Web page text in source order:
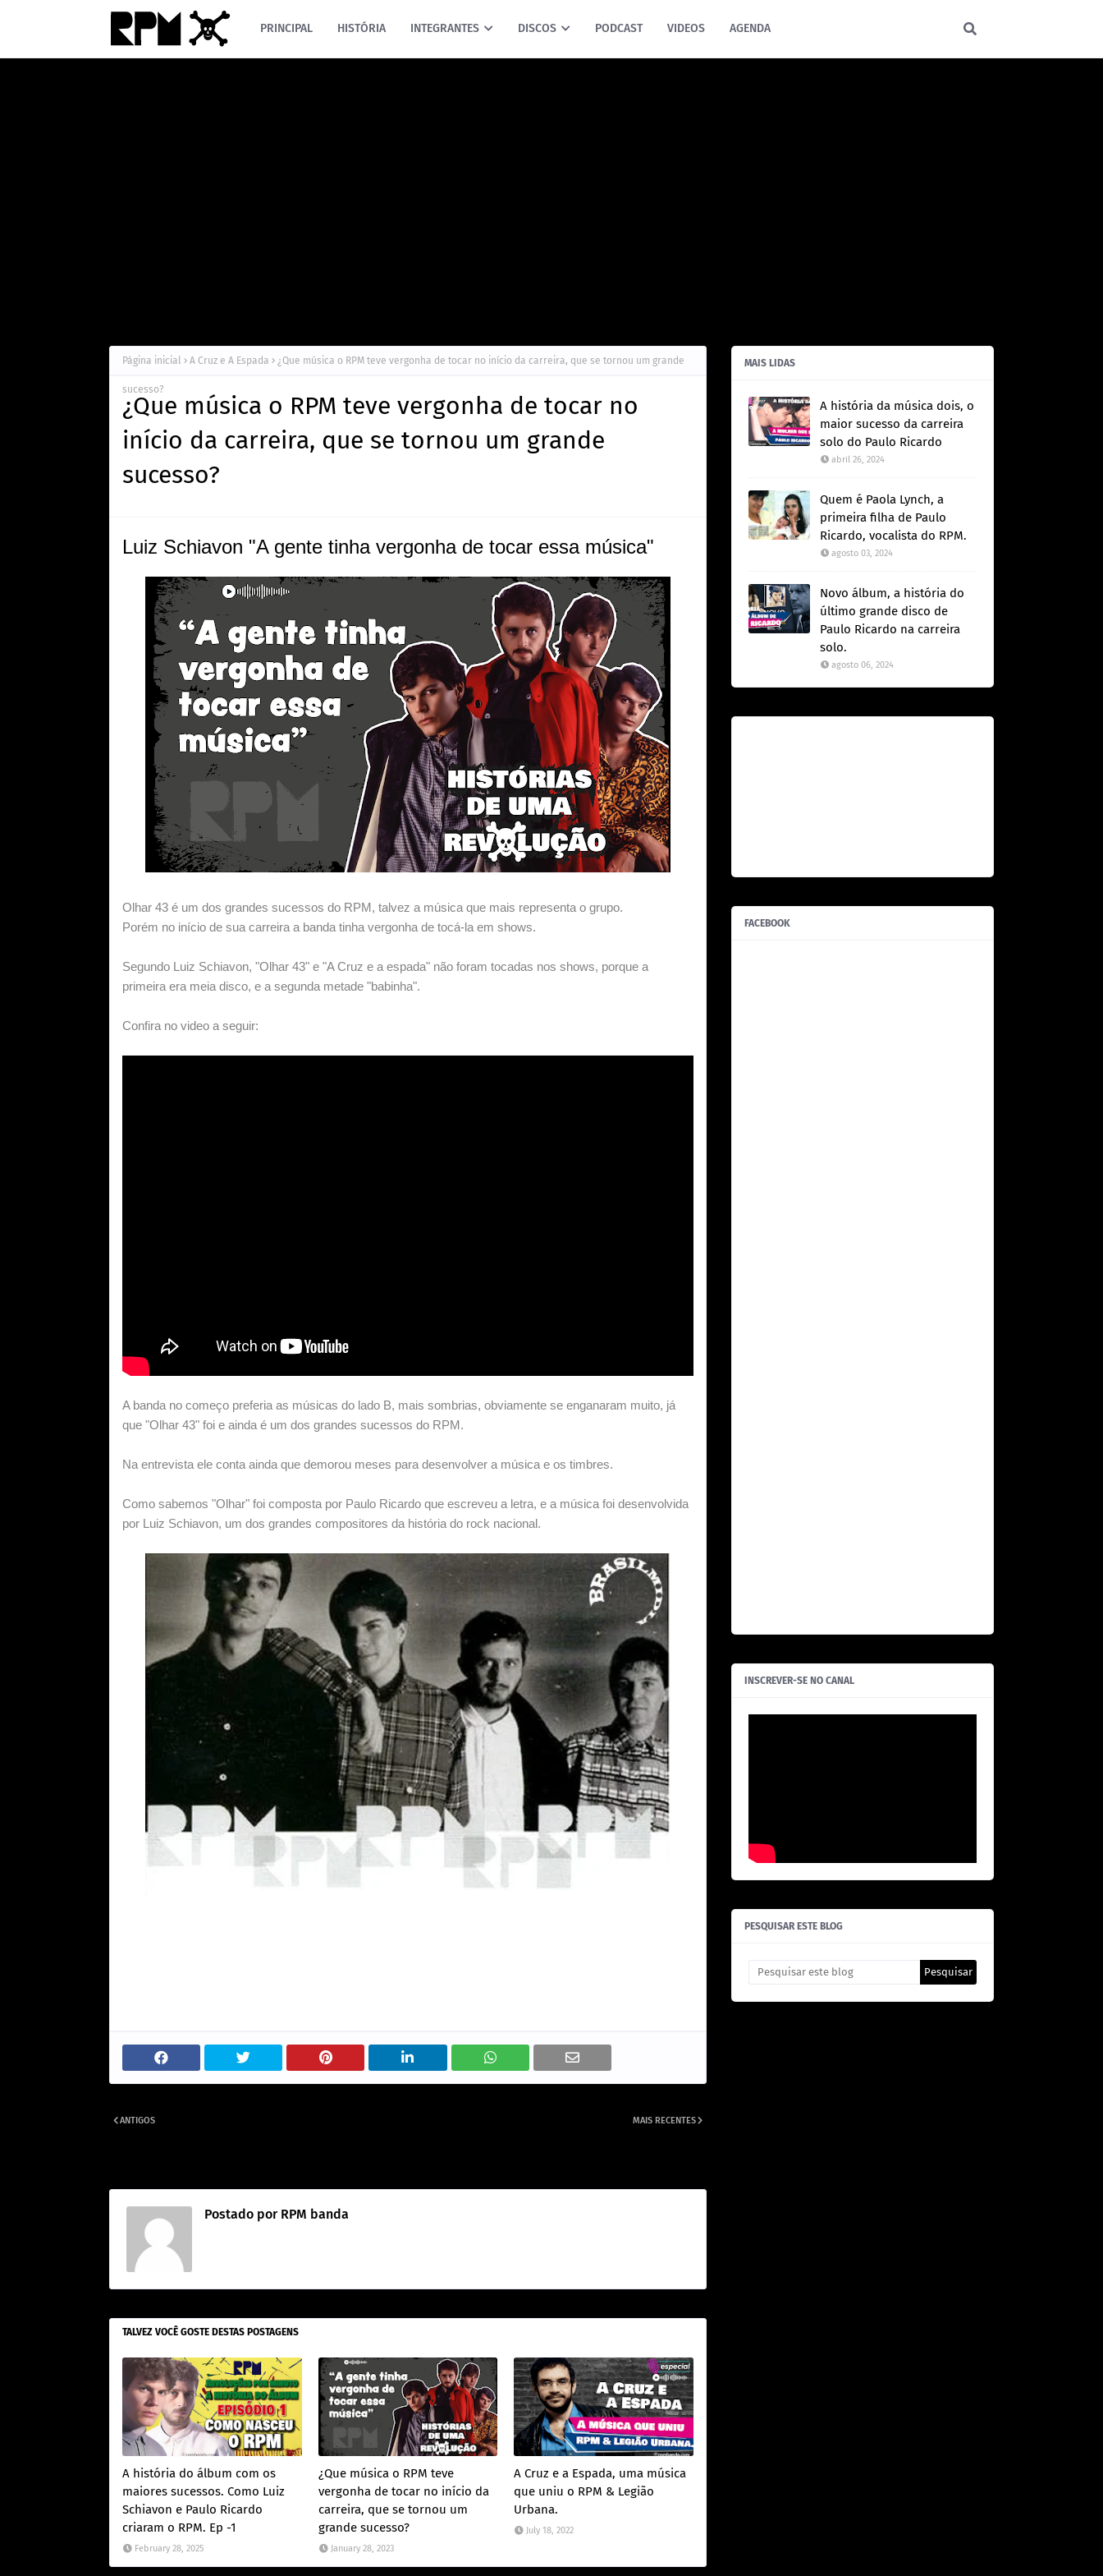
PRINCIPAL HISTÓRIA INTEGRANTES DISCOS PODCAST VIDEOS AGENDA
Página inicial A Cruz e A Espada ¿Que música o RPM teve vergonha de tocar no início da carreira, que se tornou um grande
sucesso?
¿Que música o RPM teve vergonha de tocar no
início da carreira, que se tornou um grande
sucesso?
Luiz Schiavon "A gente tinha vergonha de tocar essa música"
Olhar 43 é um dos grandes sucessos do RPM, talvez a música que mais representa o grupo.
Porém no início de sua carreira a banda tinha vergonha de tocá-la em shows.
Segundo Luiz Schiavon, "Olhar 43" e "A Cruz e a espada" não foram tocadas nos shows, porque a
primeira era meia disco, e a segunda metade "babinha".
Confira no video a seguir:
A banda no começo preferia as músicas do lado B, mais sombrias, obviamente se enganaram muito, já
que "Olhar 43" foi e ainda é um dos grandes sucessos do RPM.
Na entrevista ele conta ainda que demorou meses para desenvolver a música e os timbres.
Como sabemos "Olhar" foi composta por Paulo Ricardo que escreveu a letra, e a música foi desenvolvida
por Luiz Schiavon, um dos grandes compositores da história do rock nacional.
MAIS RECENTES
ANTIGOS
Postado porRPM banda
TALVEZ VOCÊ GOSTE DESTAS POSTAGENS
A história do álbum com os
maiores sucessos. Como Luiz
Schiavon e Paulo Ricardo
criaram o RPM. Ep -1
February 28, 2025
¿Que música o RPM teve
vergonha de tocar no início da
carreira, que se tornou um
grande sucesso?
January 28, 2023
A Cruz e a Espada, uma música
que uniu o RPM & Legião
Urbana.
July 18, 2022
MAIS LIDAS
A história da música dois, o
maior sucesso da carreira
solo do Paulo Ricardo
abril 26, 2024
Quem é Paola Lynch, a
primeira filha de Paulo
Ricardo, vocalista do RPM.
agosto 03, 2024
Novo álbum, a história do
último grande disco de
Paulo Ricardo na carreira
solo.
agosto 06, 2024
FACEBOOK
INSCREVER-SE NO CANAL
PESQUISAR ESTE BLOG